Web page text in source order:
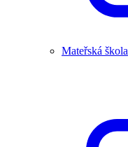
Mateřská škola